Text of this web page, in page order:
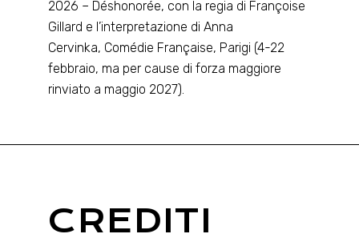
2026 – Déshonorée, con la regia di Françoise
Gillard e l’interpretazione di Anna
Cervinka, Comédie Française, Parigi (4-22
febbraio, ma per cause di forza maggiore
rinviato a maggio 2027).
CREDITI